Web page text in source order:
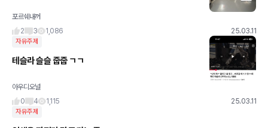
포르쉐내꺼
2
3 1,086 25.03.11
자유주제
테슬라 슬슬 줍줍 ㄱㄱ
아우디오널
0
4 1,115 25.03.11
자유주제